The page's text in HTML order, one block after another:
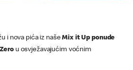
i nova pića iz našeMix it Up ponude
u osvježavajućim voćnim